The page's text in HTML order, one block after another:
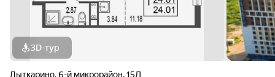
3D-тур
Лыткарино,6-й микрорайон,15Д